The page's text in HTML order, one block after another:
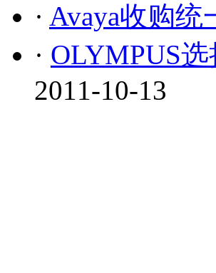
· Avaya收购统
· OLYMPUS
2011-10-13